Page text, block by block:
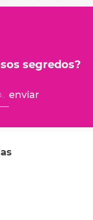
segredos?
enviar